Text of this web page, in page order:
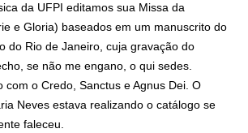
da UFPI editamos sua Missa da
e Gloria) baseados em um manuscrito do
do Rio de Janeiro, cuja gravação do
se não me engano, o qui sedes.
com o Credo, Sanctus e Agnus Dei. O
Neves estava realizando o catálogo se
faleceu.